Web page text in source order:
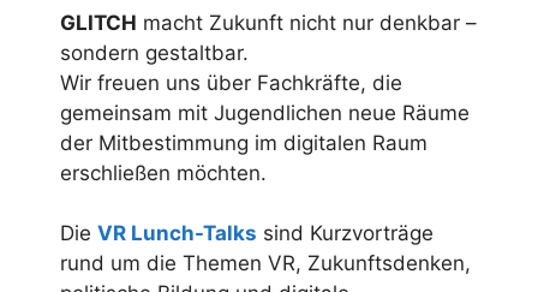
GLITCH macht Zukunft nicht nur denkbar –
sondern gestaltbar.
Wir freuen uns über Fachkräfte, die
gemeinsam mit Jugendlichen neue Räume
der Mitbestimmung im digitalen Raum
erschließen möchten.
Die VR Lunch-Talks sind Kurzvorträge
rund um die Themen VR, Zukunftsdenken,